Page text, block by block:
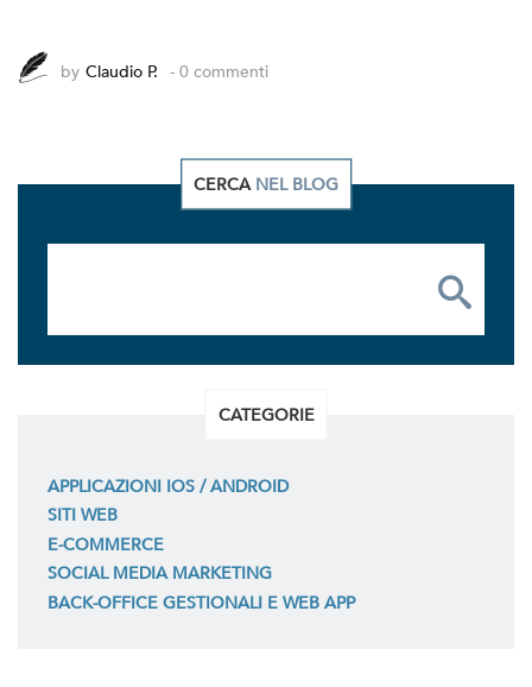
by Claudio P. - 0 commenti
CERCA NEL BLOG
CATEGORIE
APPLICAZIONI IOS / ANDROID
SITI WEB
E-COMMERCE
SOCIAL MEDIA MARKETING
BACK-OFFICE GESTIONALI E WEB APP